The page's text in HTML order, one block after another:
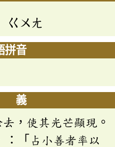
ㄍㄨㄤ
拼音
義
，使其光芒顯現。
：「占小善者率以